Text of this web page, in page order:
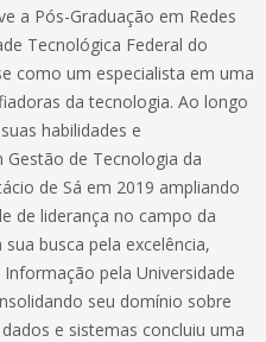
a Pós-Graduação em Redes
Tecnológica Federal do
como um especialista em uma
da tecnologia. Ao longo
habilidades e
de Tecnologia da
de Sá em 2019 ampliando
de liderança no campo da
busca pela excelência,
pela Universidade
seu domínio sobre
e sistemas concluiu uma